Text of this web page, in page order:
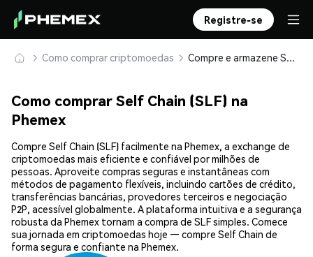
Registre-se
Como comprar criptomoedas Compre e armazene Self Chain (SLF) com segurança
Como comprar Self Chain (SLF) na
Phemex
Compre Self Chain (SLF) facilmente na Phemex, a exchange de
criptomoedas mais eficiente e confiável por milhões de
pessoas. Aproveite compras seguras e instantâneas com
métodos de pagamento flexíveis, incluindo cartões de crédito,
transferências bancárias, provedores terceiros e negociação
P2P, acessível globalmente. A plataforma intuitiva e a segurança
robusta da Phemex tornam a compra de SLF simples. Comece
sua jornada em criptomoedas hoje — compre Self Chain de
forma segura e confiante na Phemex.